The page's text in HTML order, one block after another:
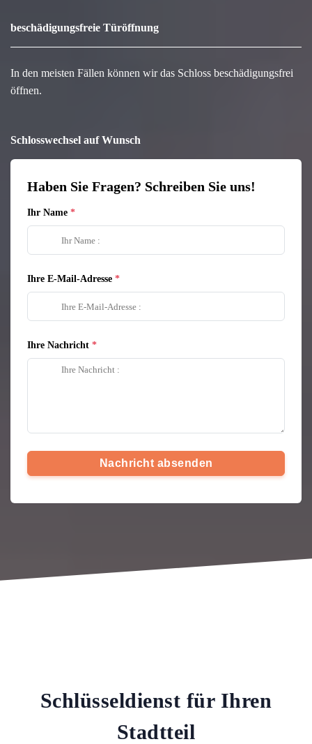
beschädigungsfreie Türöffnung
In den meisten Fällen können wir das Schloss beschädigungsfrei
öffnen.
Schlosswechsel auf Wunsch
Haben Sie Fragen? Schreiben Sie uns!
Ihr Name
Ihre E-Mail-Adresse
Ihre Nachricht
Nachricht absenden
Schlüsseldienst für Ihren
Stadtteil